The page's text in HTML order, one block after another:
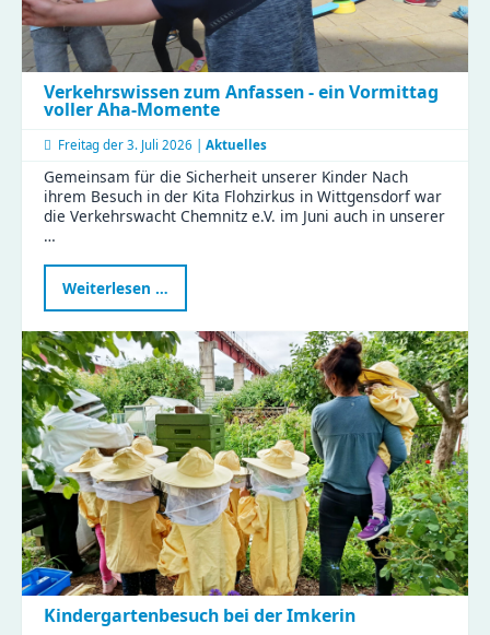
Verkehrswissen zum Anfassen - ein Vormittag
voller Aha-Momente
Freitag der 3. Juli 2026 | Aktuelles
Gemeinsam für die Sicherheit unserer Kinder Nach
ihrem Besuch in der Kita Flohzirkus in Wittgensdorf war
die Verkehrswacht Chemnitz e.V. im Juni auch in unserer
…
Weiterlesen …
zum
Anfassen
-
ein
Vormittag
voller
Aha-
Momente
Kindergartenbesuch bei der Imkerin